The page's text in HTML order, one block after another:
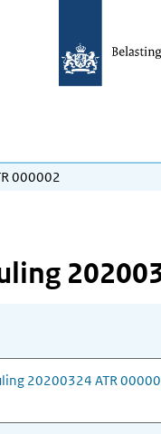
000002
20200324 ATR